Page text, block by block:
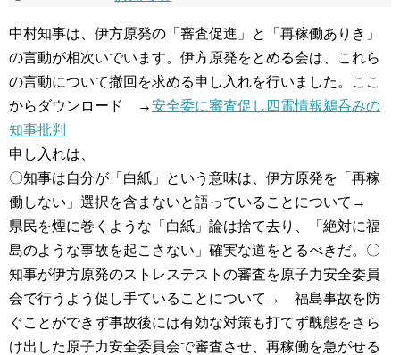
中村知事は、伊方原発の「審査促進」と「再稼働ありき」
の言動が相次いでいます。伊方原発をとめる会は、これら
の言動について撤回を求める申し入れを行いました。ここ
からダウンロード →安全委に審査促し四電情報鵜呑みの
知事批判
申し入れは、
〇知事は自分が「白紙」という意味は、伊方原発を「再稼
働しない」選択を含まないと語っていることについて→
県民を煙に巻くような「白紙」論は捨て去り、「絶対に福
島のような事故を起こさない」確実な道をとるべきだ。〇
知事が伊方原発のストレステストの審査を原子力安全委員
会で行うよう促し手ていることについて→ 福島事故を防
ぐことができず事故後には有効な対策も打てず醜態をさら
け出した原子力安全委員会で審査させ、再稼働を急がせる